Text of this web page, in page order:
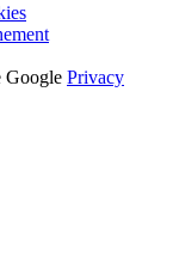
Google Privacy